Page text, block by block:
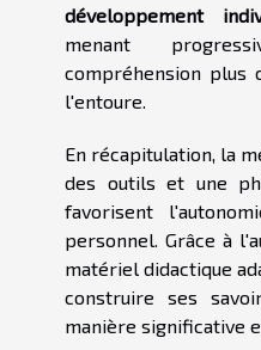
développement
menant
compréhension plus
l'entoure.
En récapitulation, la
des outils et une
favorisent
personnel. Grâce à
matériel didactique
construire ses
manière significative